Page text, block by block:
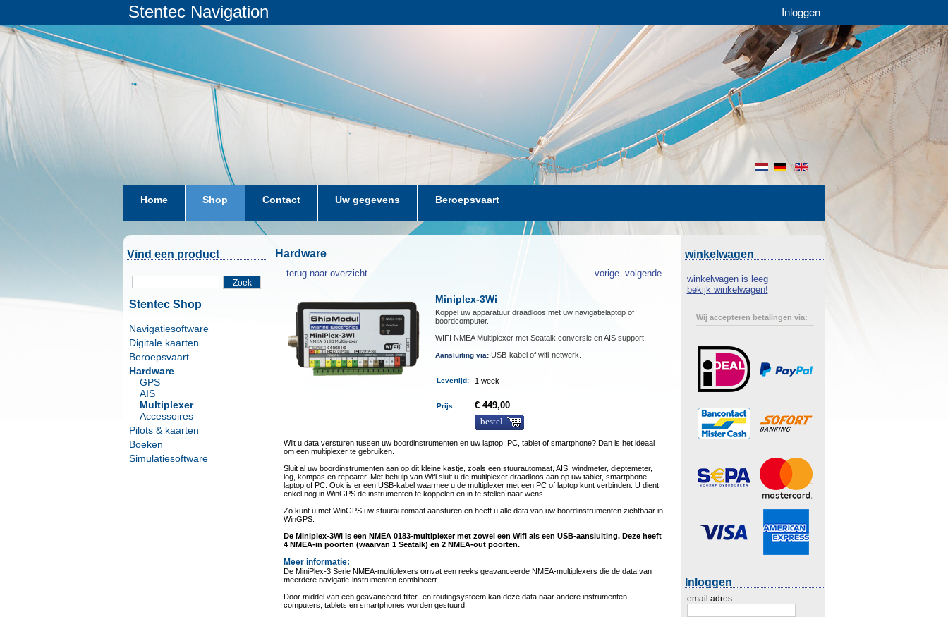
Stentec Navigation Inloggen
en
de
nl
Home Shop Contact Uw gegevens Beroepsvaart
Vind een product
Zoek
Stentec Shop
Navigatiesoftware
Digitale kaarten
Beroepsvaart
Hardware
GPS
AIS
Multiplexer
Accessoires
Pilots & kaarten
Boeken
Simulatiesoftware
Hardware
terug naar overzicht volgende
vorige
Miniplex-3Wi
Koppel uw apparatuur draadloos met uw navigatielaptop of
boordcomputer.
WIFI NMEA Multiplexer met Seatalk conversie en AIS support.
Aansluiting via: USB-kabel of wifi-netwerk.
Levertijd: 1 week
Prijs:
€ 449,00
bestel
Wilt u data versturen tussen uw boordinstrumenten en uw laptop, PC, tablet of smartphone? Dan is het ideaal
om een multiplexer te gebruiken.
Sluit al uw boordinstrumenten aan op dit kleine kastje, zoals een stuurautomaat, AIS, windmeter, dieptemeter,
log, kompas en repeater. Met behulp van Wifi sluit u de multiplexer draadloos aan op uw tablet, smartphone,
laptop of PC. Ook is er een USB-kabel waarmee u de multiplexer met een PC of laptop kunt verbinden. U dient
enkel nog in WinGPS de instrumenten te koppelen en in te stellen naar wens.
Zo kunt u met WinGPS uw stuurautomaat aansturen en heeft u alle data van uw boordinstrumenten zichtbaar in
WinGPS.
De Miniplex-3Wi is een NMEA 0183-multiplexer met zowel een Wifi als een USB-aansluiting. Deze heeft
4 NMEA-in poorten (waarvan 1 Seatalk) en 2 NMEA-out poorten.
Meer informatie:
De MiniPlex-3 Serie NMEA-multiplexers omvat een reeks geavanceerde NMEA-multiplexers die de data van
meerdere navigatie-instrumenten combineert.
Door middel van een geavanceerd filter- en routingsysteem kan deze data naar andere instrumenten,
computers, tablets en smartphones worden gestuurd.
winkelwagen
winkelwagen is leeg
bekijk winkelwagen!
Wij accepteren betalingen via:
Inloggen
email adres